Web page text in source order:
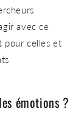
avec ce
pour celles et
émotions ?